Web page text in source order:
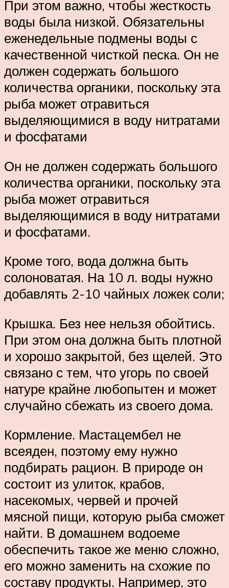
При этом важно, чтобы жесткость
воды была низкой. Обязательны
еженедельные подмены воды с
качественной чисткой песка. Он не
должен содержать большого
количества органики, поскольку эта
рыба может отравиться
выделяющимися в воду нитратами
и фосфатами
Он не должен содержать большого
количества органики, поскольку эта
рыба может отравиться
выделяющимися в воду нитратами
и фосфатами.
Кроме того, вода должна быть
солоноватая. На 10 л. воды нужно
добавлять 2-10 чайных ложек соли;
Крышка. Без нее нельзя обойтись.
При этом она должна быть плотной
и хорошо закрытой, без щелей. Это
связано с тем, что угорь по своей
натуре крайне любопытен и может
случайно сбежать из своего дома.
Кормление. Мастацембел не
всеяден, поэтому ему нужно
подбирать рацион. В природе он
состоит из улиток, крабов,
насекомых, червей и прочей
мясной пищи, которую рыба сможет
найти. В домашнем водоеме
обеспечить такое же меню сложно,
его можно заменить на схожие по
составу продукты. Например, это